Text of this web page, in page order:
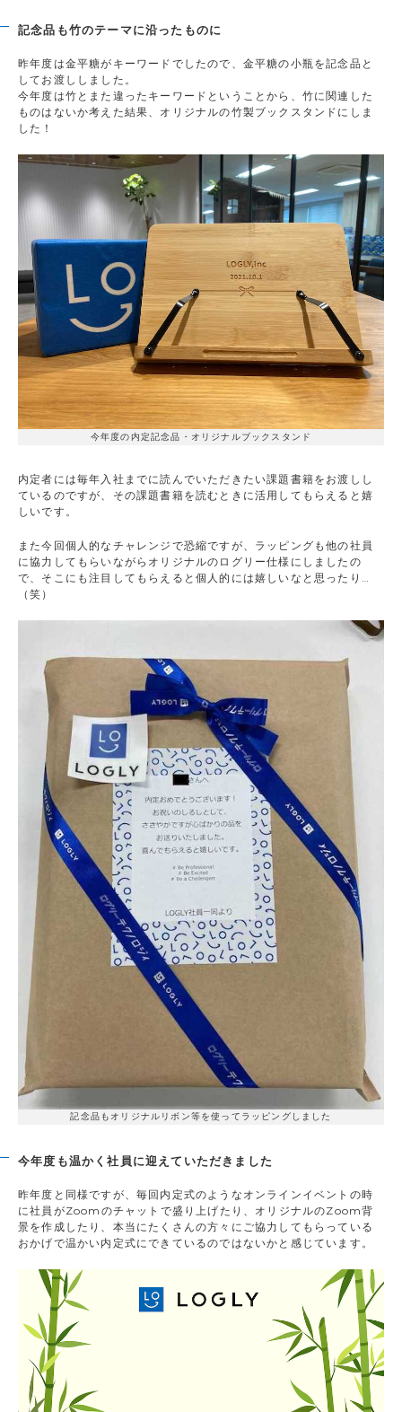
記念品も竹のテーマに沿ったものに
昨年度は金平糖がキーワードでしたので、金平糖の小瓶を記念品と
してお渡ししました。
今年度は竹とまた違ったキーワードということから、竹に関連した
ものはないか考えた結果、オリジナルの竹製ブックスタンドにしま
した！
今年度の内定記念品・オリジナルブックスタンド
内定者には毎年入社までに読んでいただきたい課題書籍をお渡しし
ているのですが、その課題書籍を読むときに活用してもらえると嬉
しいです。
また今回個人的なチャレンジで恐縮ですが、ラッピングも他の社員
に協力してもらいながらオリジナルのログリー仕様にしましたの
で、そこにも注目してもらえると個人的には嬉しいなと思ったり…
（笑）
記念品もオリジナルリボン等を使ってラッピングしました
今年度も温かく社員に迎えていただきました
昨年度と同様ですが、毎回内定式のようなオンラインイベントの時
に社員がZoomのチャットで盛り上げたり、オリジナルのZoom背
景を作成したり、本当にたくさんの方々にご協力してもらっている
おかげで温かい内定式にできているのではないかと感じています。